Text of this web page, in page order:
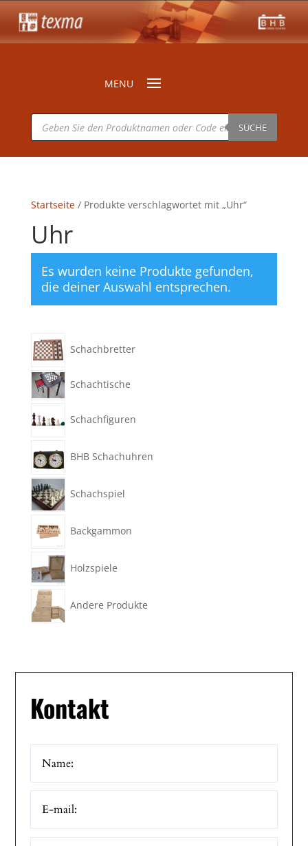
Products
search SUCHE
Startseite/ Produkte verschlagwortet mit „Uhr“
Uhr
Es wurden keine Produkte gefunden,
die deiner Auswahl entsprechen.
Schachbretter
Schachtische
Schachfiguren
BHB Schachuhren
Schachspiel
Backgammon
Holzspiele
Andere Produkte
Kontakt